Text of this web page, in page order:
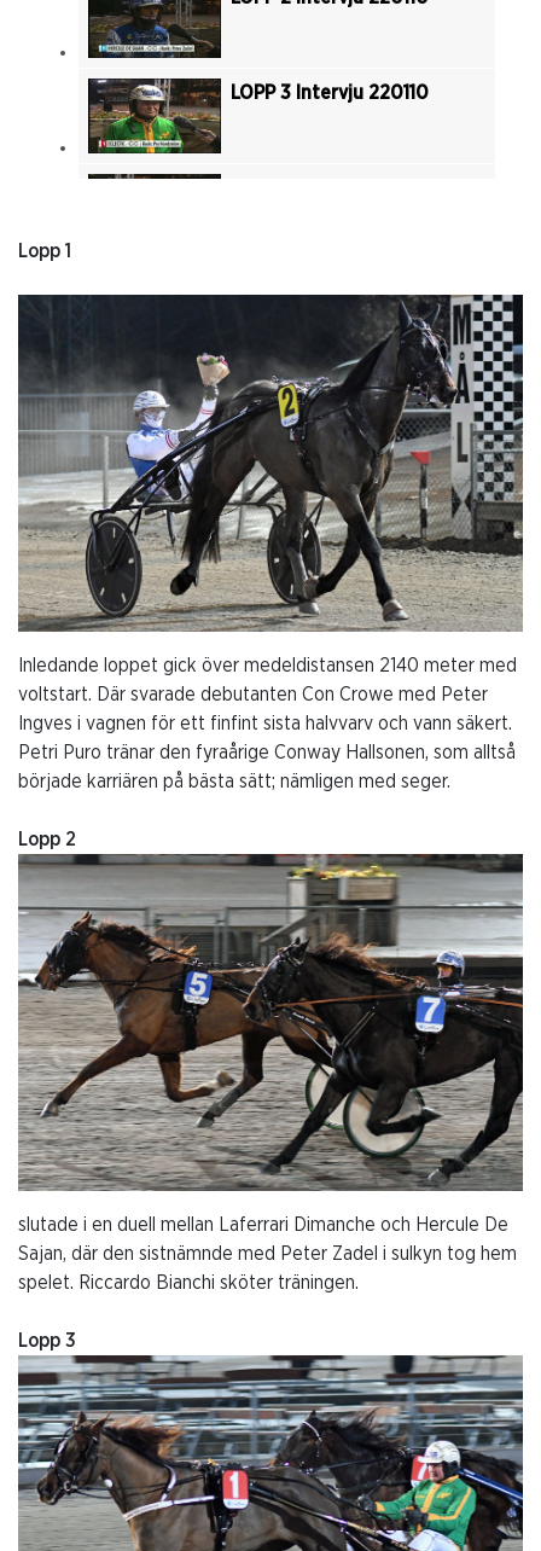
LOPP 3 Intervju 220110
LOPP 6 Intervju 220110
LOPP 7 Intervju 220110
LOPP 8 Intervju 220110
LOPP 9 Intervju 220110
LOPP 10 Intervju 220110
Lopp 1
Inledande loppet gick över medeldistansen 2140 meter med
voltstart. Där svarade debutanten Con Crowe med Peter
Ingves i vagnen för ett finfint sista halvvarv och vann säkert.
Petri Puro tränar den fyraårige Conway Hallsonen, som alltså
började karriären på bästa sätt; nämligen med seger.
Lopp 2
slutade i en duell mellan Laferrari Dimanche och Hercule De
Sajan, där den sistnämnde med Peter Zadel i sulkyn tog hem
spelet. Riccardo Bianchi sköter träningen.
Lopp 3